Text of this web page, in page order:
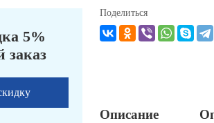
5%
заказ
Поделиться
Описание